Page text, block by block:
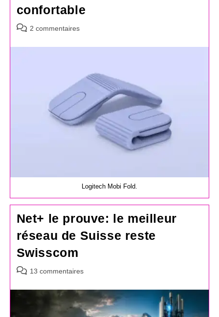
confortable
Commentaires
la
2 commentaires
Logitech Mobi Fold.
Net+ le prouve: le meilleur
réseau de Suisse reste
Swisscom
Commentaires
la
13 commentaires